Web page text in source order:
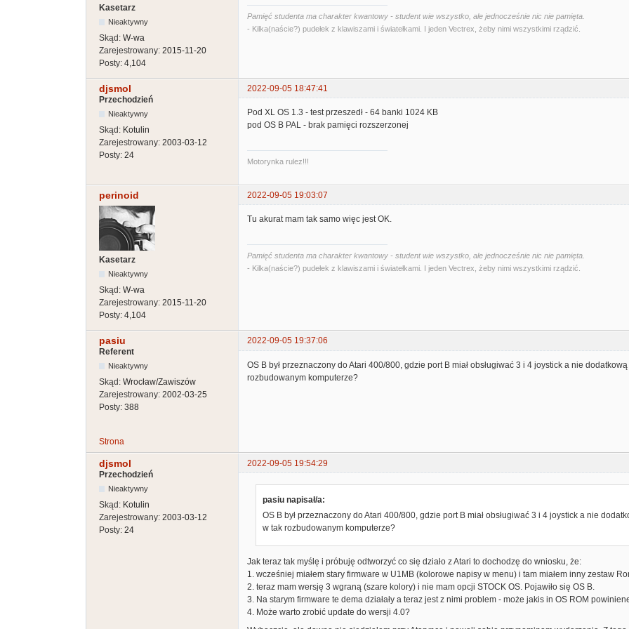
Kasetarz
Nieaktywny
Skąd: W-wa
Zarejestrowany: 2015-11-20
Posty: 4,104
Pamięć studenta ma charakter kwantowy - student wie wszystko, ale jednocześnie nic nie pamięta.
- Kilka(naście?) pudełek z klawiszami i światełkami. I jeden Vectrex, żeby nimi wszystkimi rządzić.
djsmol
2022-09-05 18:47:41
Przechodzień
Nieaktywny
Skąd: Kotulin
Zarejestrowany: 2003-03-12
Posty: 24
Pod XL OS 1.3 - test przeszedł - 64 banki 1024 KB
pod OS B PAL - brak pamięci rozszerzonej
Motorynka rulez!!!
perinoid 2022-09-05 19:03:07
Kasetarz
Nieaktywny
Skąd: W-wa
Zarejestrowany: 2015-11-20
Posty: 4,104
Tu akurat mam tak samo więc jest OK.
Pamięć studenta ma charakter kwantowy - student wie wszystko, ale jednocześnie nic nie pamięta.
- Kilka(naście?) pudełek z klawiszami i światełkami. I jeden Vectrex, żeby nimi wszystkimi rządzić.
pasiu
2022-09-05 19:37:06
Referent
Nieaktywny
Skąd: Wrocław/Zawiszów
Zarejestrowany: 2002-03-25
Posty: 388
OS B był przeznaczony do Atari 400/800, gdzie port B miał obsługiwać 3 i 4 joystick a nie
rozbudowanym komputerze?
Strona
djsmol
2022-09-05 19:54:29
Przechodzień
Nieaktywny
Skąd: Kotulin
Zarejestrowany: 2003-03-12
Posty: 24
pasiu napisał/a:
OS B był przeznaczony do Atari 400/800, gdzie port B miał obsługiwać 3 i 4 joystick a nie
w tak rozbudowanym komputerze?
Jak teraz tak myślę i próbuję odtworzyć co się działo z Atari to dochodzę do wniosku, że:
1. wcześniej miałem stary firmware w U1MB (kolorowe napisy w menu) i tam miałem inny zestaw
2. teraz mam wersję 3 wgraną (szare kolory) i nie mam opcji STOCK OS. Pojawiło się OS B.
3. Na starym firmware te dema działały a teraz jest z nimi problem - może jakis in OS ROM
4. Może warto zrobić update do wersji 4.0?